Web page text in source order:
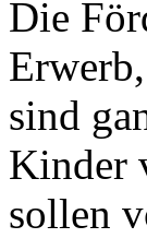
Die
sind
Kinder
sollen